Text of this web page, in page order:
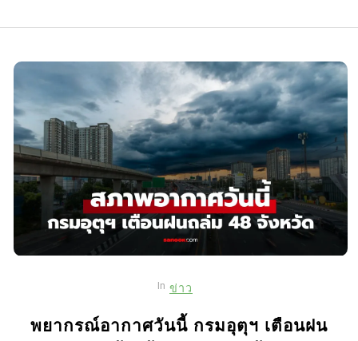
In ข่าว
พยากรณ์อากาศวันนี้ กรมอุตุฯ เตือนฝน